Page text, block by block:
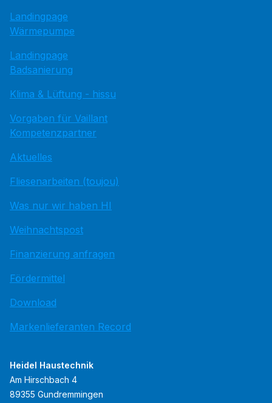
Landingpage
Wärmepumpe
Landingpage
Badsanierung
Klima & Lüftung - hissu
Vorgaben für Vaillant
Kompetenzpartner
Aktuelles
Fliesenarbeiten (toujou)
Was nur wir haben HI
Weihnachtspost
Finanzierung anfragen
Fördermittel
Download
Markenlieferanten Record
Heidel Haustechnik
Am Hirschbach 4
89355 Gundremmingen